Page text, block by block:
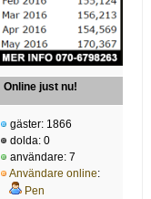
Online just nu!
gäster: 1866
dolda: 0
användare: 7
Användare online:
Pen